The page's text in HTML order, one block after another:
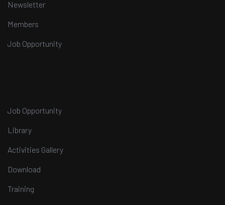
Newsletter
Members
Job Opportunity
Job Opportunity
Library
Activities Gallery
Download
Training